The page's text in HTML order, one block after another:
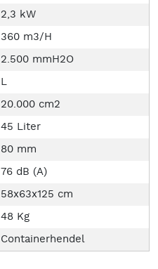
2,3 kW
360 m3/H
2.500 mmH2O
L
20.000 cm2
45 Liter
80 mm
76 dB (A)
58x63x125 cm
48 Kg
Containerhendel